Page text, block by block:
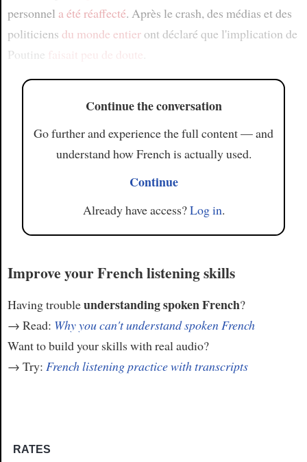
personnel a été réaffecté. Après le crash, des médias et des
politiciens du monde entieront déclaré que l'implication de
Poutine faisait peu de doute
Continue the conversation
Go further and experience the full content — and
understand how French is actually used.
Continue
Already have access?Log in.
Improve your French listening skills
Having troubleunderstanding spoken French?
→ Read: Why you can't understand spoken French
Want to build your skills with real audio?
→ Try: French listening practice with transcripts
RATES